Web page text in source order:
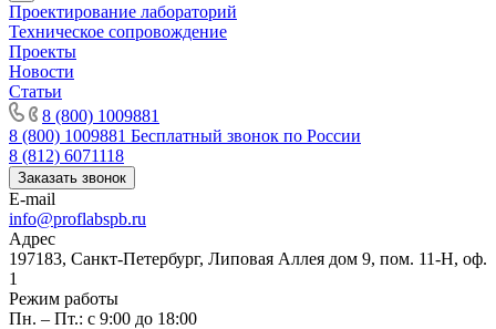
Проектирование лабораторий
Техническое сопровождение
Проекты
Новости
Статьи
8 (800) 1009881
8 (800) 1009881 Бесплатный звонок по России
8 (812) 6071118
Заказать звонок
E-mail
info@proflabspb.ru
Адрес
197183, Санкт-Петербург, Липовая Аллея дом 9, пом. 11-Н, оф.
1
Режим работы
Пн. – Пт.: с 9:00 до 18:00